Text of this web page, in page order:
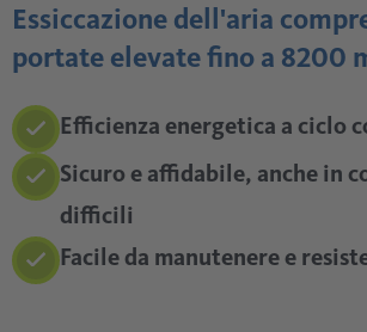
Essiccazione dell'aria
portate elevate fino a 8200
Efficienza energetica a ciclo
Sicuro e affidabile, anche in
difficili
Facile da manutenere e